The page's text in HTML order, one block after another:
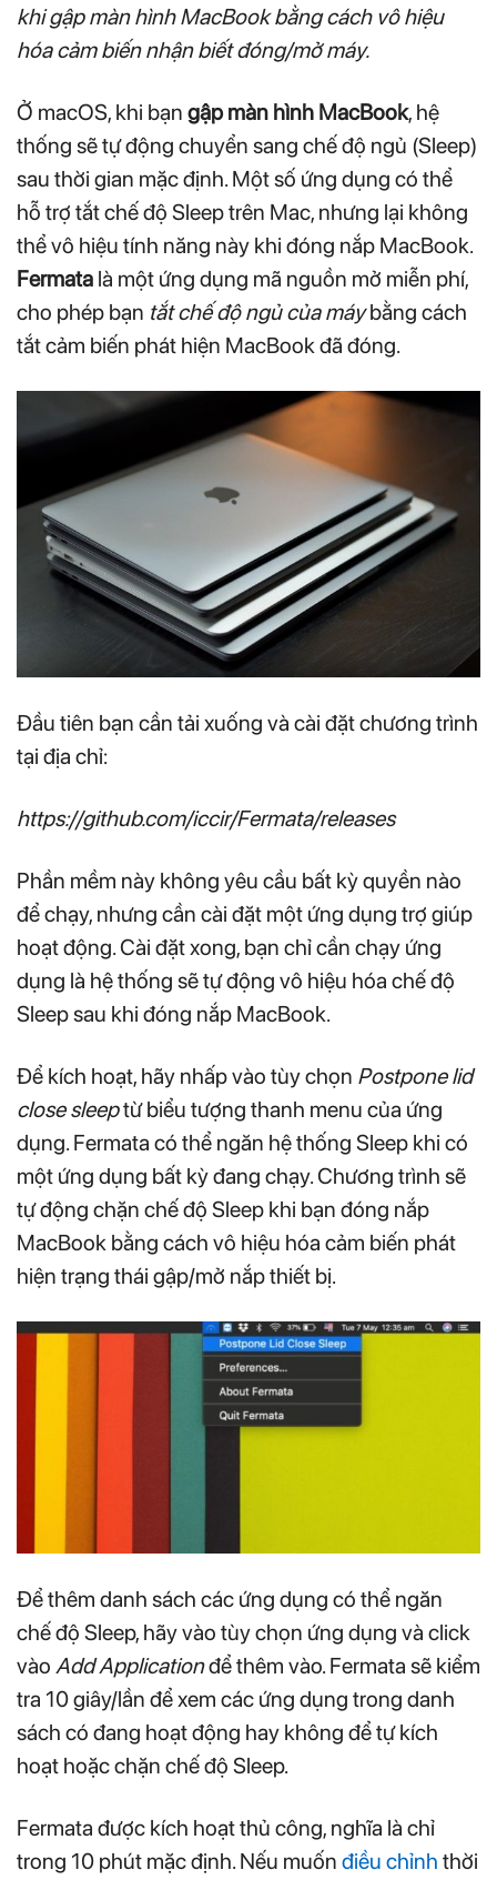
khi gập màn hình MacBook bằng cách vô hiệu
hóa cảm biến nhận biết đóng/mở máy.
Ở macOS, khi bạn gập màn hình MacBook, hệ
thống sẽ tự động chuyển sang chế độ ngủ (Sleep)
sau thời gian mặc định. Một số ứng dụng có thể
hỗ trợ tắt chế độ Sleep trên Mac, nhưng lại không
thể vô hiệu tính năng này khi đóng nắp MacBook.
Fermata là một ứng dụng mã nguồn mở miễn phí,
cho phép bạn tắt chế độ ngủ của máybằng cách
tắt cảm biến phát hiện MacBook đã đóng.
Đầu tiên bạn cần tải xuống và cài đặt chương trình
tại địa chỉ:
https://github.com/iccir/Fermata/releases
Phần mềm này không yêu cầu bất kỳ quyền nào
để chạy, nhưng cần cài đặt một ứng dụng trợ giúp
hoạt động. Cài đặt xong, bạn chỉ cần chạy ứng
dụng là hệ thống sẽ tự động vô hiệu hóa chế độ
Sleep sau khi đóng nắp MacBook.
Để kích hoạt, hãy nhấp vào tùy chọn Postpone lid
close sleeptừ biểu tượng thanh menu của ứng
dụng. Fermata có thể ngăn hệ thống Sleep khi có
một ứng dụng bất kỳ đang chạy. Chương trình sẽ
tự động chặn chế độ Sleep khi bạn đóng nắp
MacBook bằng cách vô hiệu hóa cảm biến phát
hiện trạng thái gập/mở nắp thiết bị.
Để thêm danh sách các ứng dụng có thể ngăn
chế độ Sleep, hãy vào tùy chọn ứng dụng và click
vào Add Applicationđể thêm vào. Fermata sẽ kiểm
tra 10 giây/lần để xem các ứng dụng trong danh
sách có đang hoạt động hay không để tự kích
hoạt hoặc chặn chế độ Sleep.
Fermata được kích hoạt thủ công, nghĩa là chỉ
trong 10 phút mặc định. Nếu muốn điều chỉnh thời